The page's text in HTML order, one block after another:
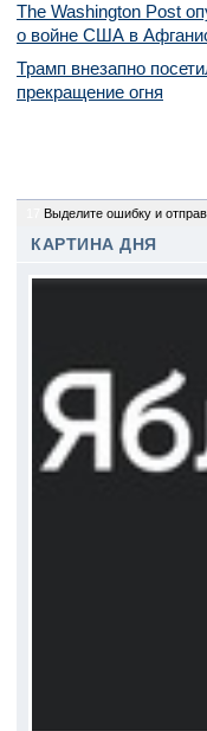
The Washington Post
о войне США в
Трамп внезапно
прекращение огня
Выделите ошибку и
КАРТИНА ДНЯ